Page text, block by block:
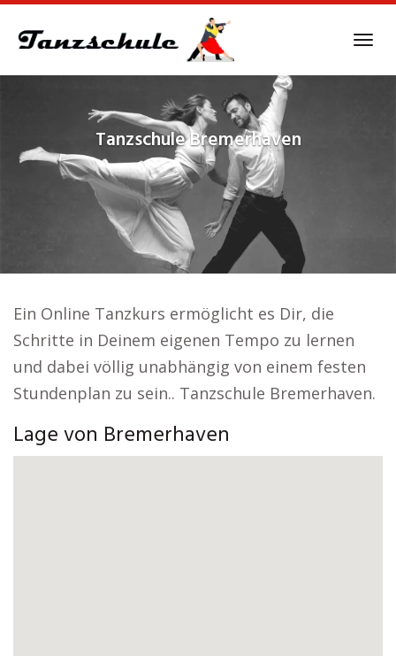
TanzschuleBremerhaven
Ein Online Tanzkurs ermöglicht es Dir, die
Schritte in Deinem eigenen Tempo zu lernen
und dabei völlig unabhängig von einem festen
Stundenplan zu sein.. Tanzschule Bremerhaven.
Lage von Bremerhaven